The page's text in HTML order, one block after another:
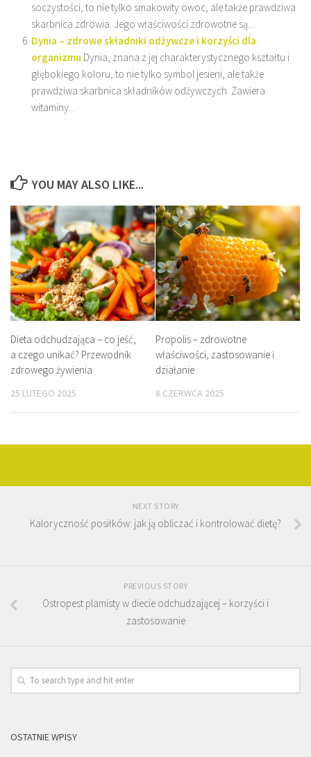
soczystości, to nie tylko smakowity owoc, ale także prawdziwa
skarbnica zdrowia. Jego właściwości zdrowotne są...
Dynia – zdrowe składniki odżywcze i korzyści dla
organizmu Dynia, znana z jej charakterystycznego kształtu i
głębokiego koloru, to nie tylko symbol jesieni, ale także
prawdziwa skarbnica składników odżywczych. Zawiera
witaminy...
YOU MAY ALSO LIKE...
Dieta odchudzająca – co jeść,
a czego unikać? Przewodnik
zdrowego żywienia
25 LUTEGO 2025
Propolis – zdrowotne
właściwości, zastosowanie i
działanie
8 CZERWCA 2025
NEXT STORY
Kaloryczność posiłków: jak ją obliczać i kontrolować dietę?
PREVIOUS STORY
Ostropest plamisty w diecie odchudzającej – korzyści i
zastosowanie
OSTATNIE WPISY